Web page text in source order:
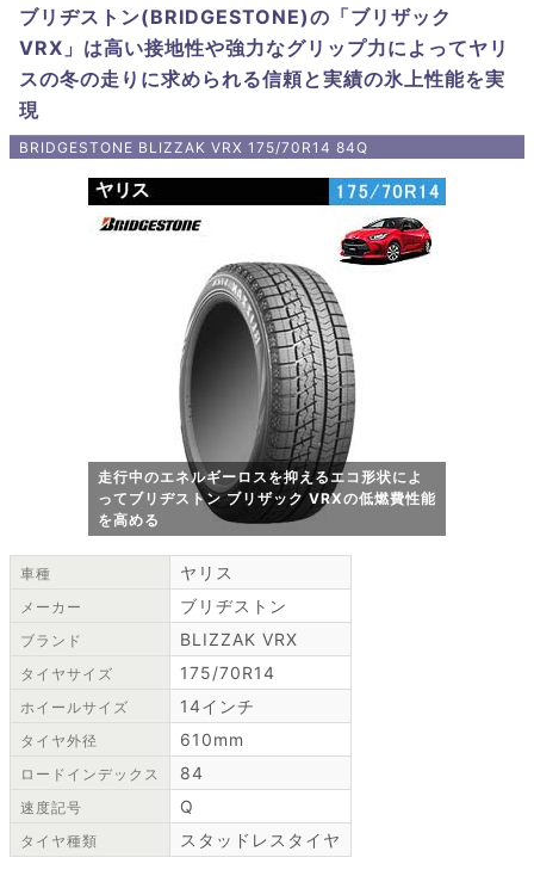
ブリヂストン(BRIDGESTONE)の「ブリザック
VRX」は高い接地性や強力なグリップ力によってヤリ
スの冬の走りに求められる信頼と実績の氷上性能を実
現
BRIDGESTONE BLIZZAK VRX 175/70R14 84Q
走行中のエネルギーロスを抑えるエコ形状によ
ってブリヂストン ブリザック VRXの低燃費性能
を高める
車種 ヤリス
メーカー ブリヂストン
ブランド BLIZZAK VRX
タイヤサイズ 175/70R14
ホイールサイズ 14インチ
タイヤ外径 610mm
ロードインデックス 84
速度記号 Q
タイヤ種類 スタッドレスタイヤ